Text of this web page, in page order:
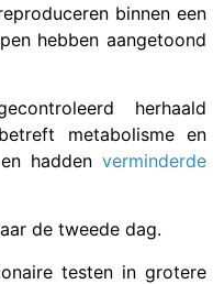
binnen een
hebben aangetoond
herhaald
metabolisme en
hadden verminderde
de tweede dag.
testen in grotere